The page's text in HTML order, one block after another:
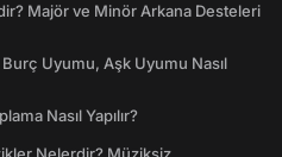
Majör ve Minör Arkana Desteleri
Uyumu, Aşk Uyumu Nasıl
Nasıl Yapılır?